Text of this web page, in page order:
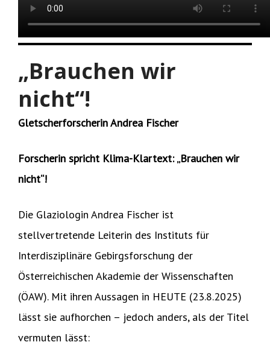
„Brauchen wir
nicht“!
Gletscherforscherin Andrea Fischer
Forscherin spricht Klima-Klartext: „Brauchen wir
nicht“!
Die Glaziologin Andrea Fischer ist
stellvertretende Leiterin des Instituts für
Interdisziplinäre Gebirgsforschung der
Österreichischen Akademie der Wissenschaften
(ÖAW). Mit ihren Aussagen in HEUTE (23.8.2025)
lässt sie aufhorchen – jedoch anders, als der Titel
vermuten lässt: